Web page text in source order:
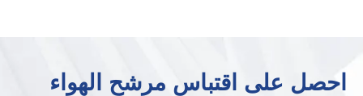
احصل على اقتباس مرشح الهواء